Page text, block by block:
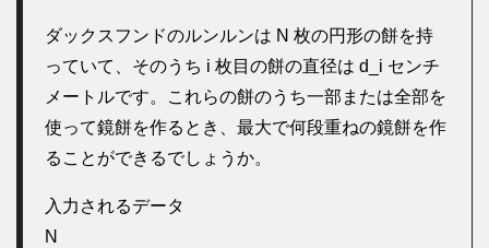
ダックスフンドのルンルンは N 枚の円形の餅を持
っていて、そのうち i 枚目の餅の直径は d_i センチ
メートルです。これらの餅のうち一部または全部を
使って鏡餅を作るとき、最大で何段重ねの鏡餅を作
ることができるでしょうか。
入力されるデータ
N